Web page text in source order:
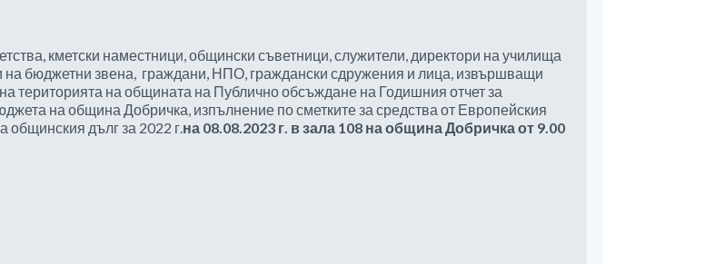
кметски наместници, общински съветници, служители, директори на училища
на бюджетни звена, граждани, НПО, граждански сдружения и лица, извършващи
територията на общината на Публично обсъждане на Годишния отчет за
на община Добричка, изпълнение по сметките за средства от Европейския
общинския дълг за 2022 г.на 08.08.2023 г. в зала 108 на община Добричка от 9.00